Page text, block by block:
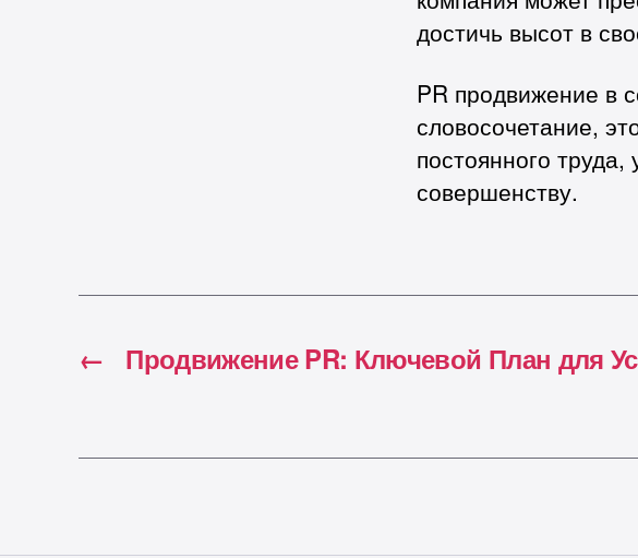
достичь высот в
PR продвижение в
словосочетание,
постоянного
совершенству.
← Продвижение PR: Ключевой План для